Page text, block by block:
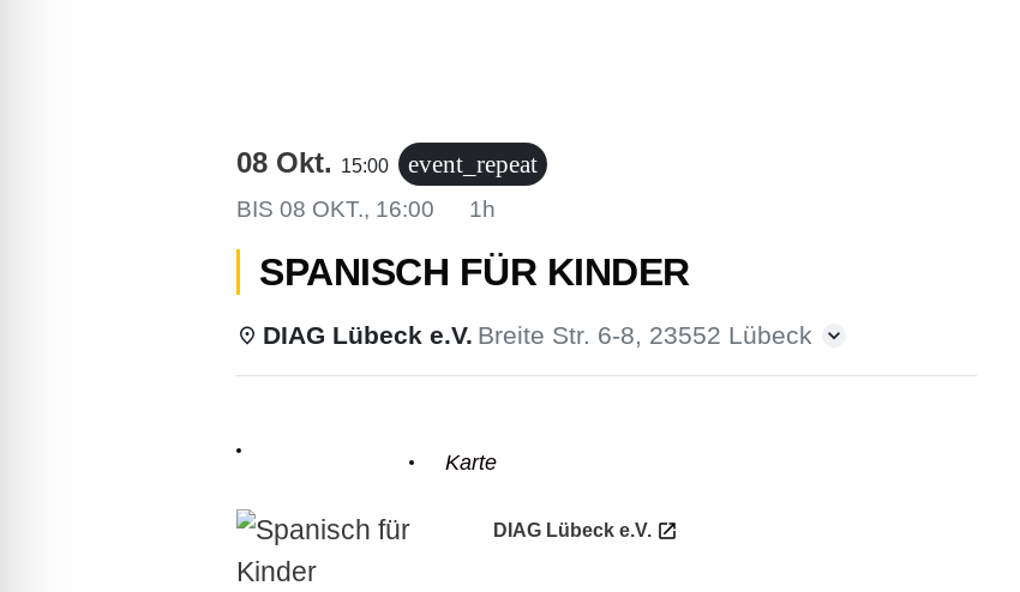
08 Okt. 15:00 event_repeat
BIS 08 OKT., 16:00 1h
SPANISCH FÜR KINDER
DIAG Lübeck e.V. Breite Str. 6-8, 23552 Lübeck
Karte
DIAG Lübeck e.V.